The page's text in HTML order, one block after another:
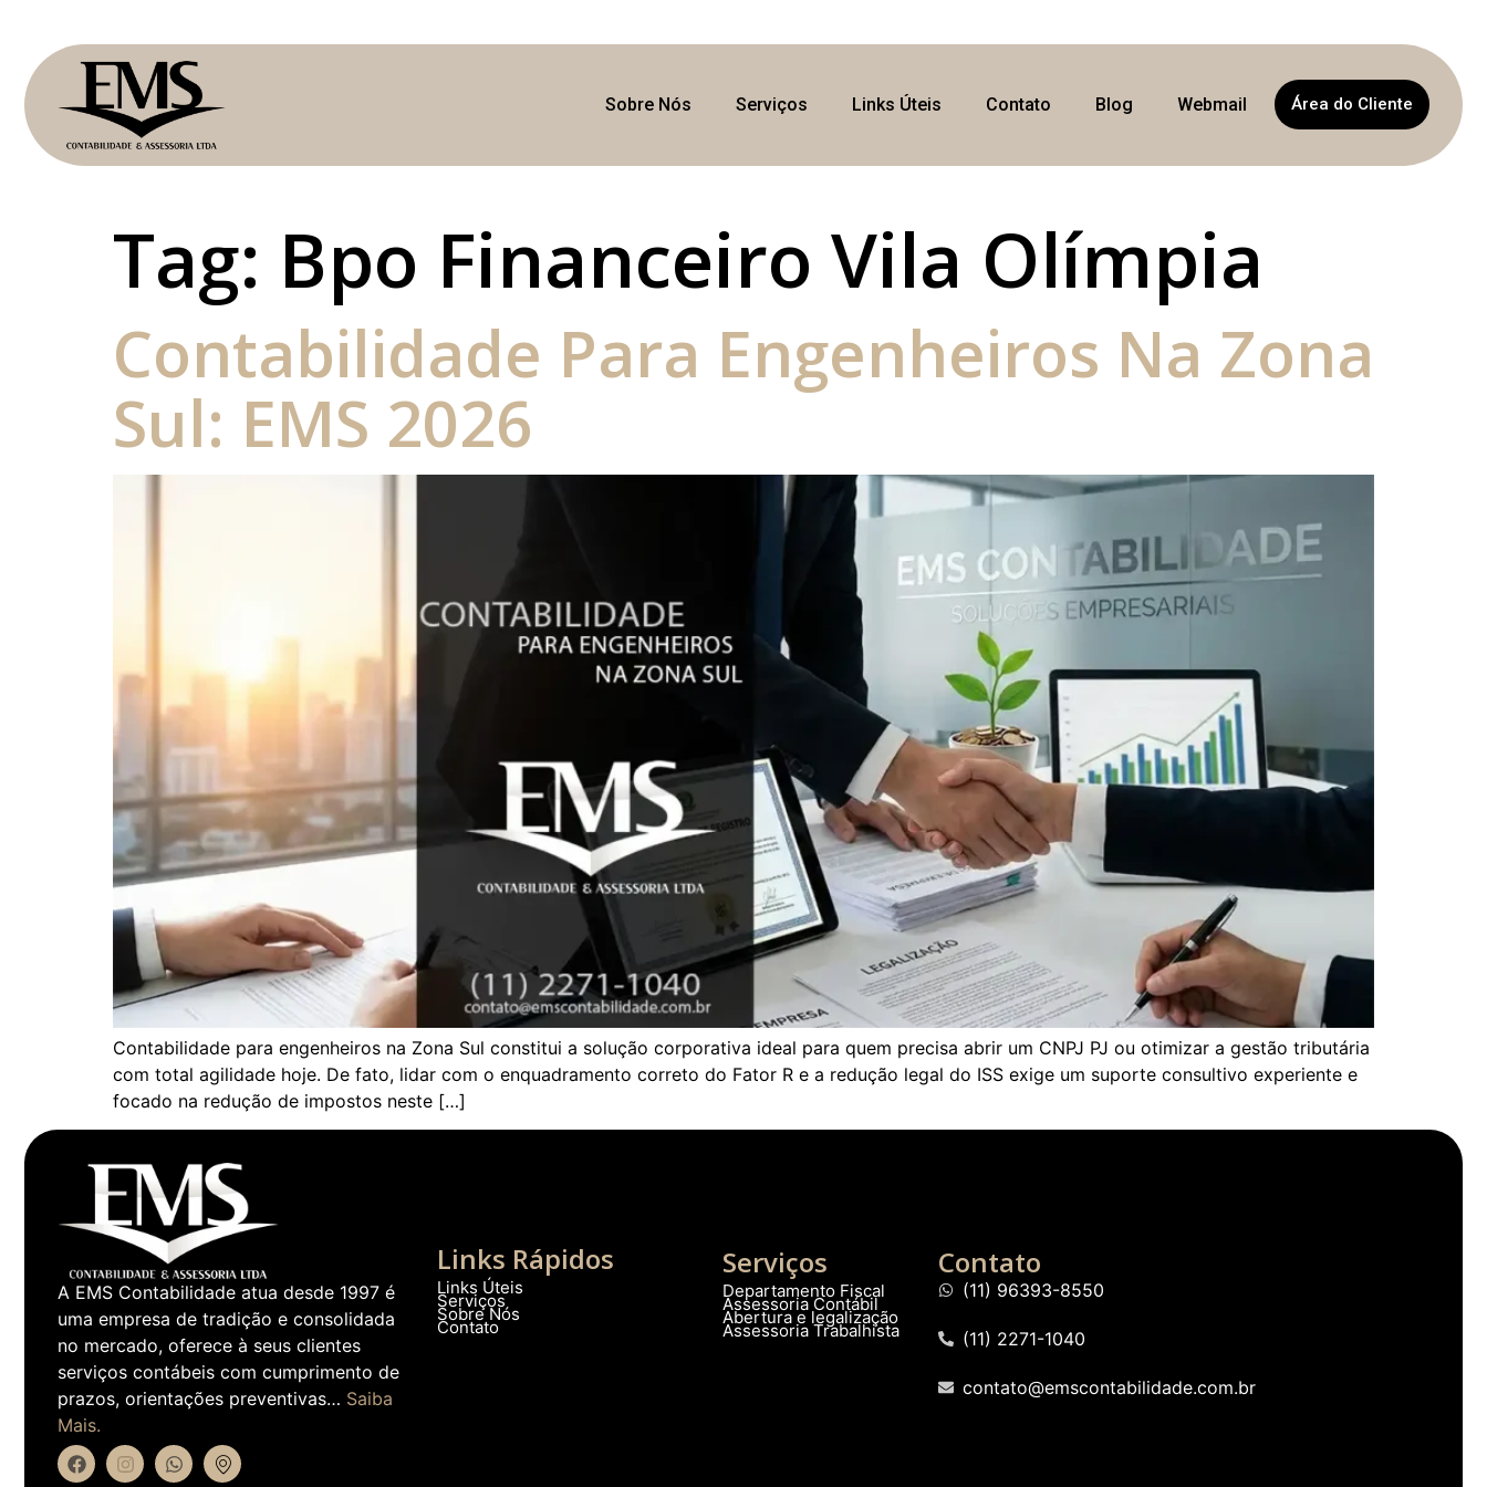
Sobre Nós Serviços Links Úteis Contato Blog Webmail Área do Cliente
Tag: Bpo Financeiro Vila Olímpia
Contabilidade Para Engenheiros Na Zona
Sul: EMS 2026
Contabilidade para engenheiros na Zona Sul constitui a solução corporativa ideal para quem precisa abrir um CNPJ PJ ou otimizar a gestão tributária
com total agilidade hoje. De fato, lidar com o enquadramento correto do Fator R e a redução legal do ISS exige um suporte consultivo experiente e
focado na redução de impostos neste […]
A EMS Contabilidade atua desde 1997 é
uma empresa de tradição e consolidada
no mercado, oferece à seus clientes
serviços contábeis com cumprimento de
prazos, orientações preventivas… Saiba
Mais.
Links Rápidos
Links Úteis
Serviços
Sobre Nós
Contato
Serviços
Departamento Fiscal
Assessoria Contábil
Abertura e legalização
Assessoria Trabalhista
Contato
(11) 96393-8550
(11) 2271-1040
contato@emscontabilidade.com.br